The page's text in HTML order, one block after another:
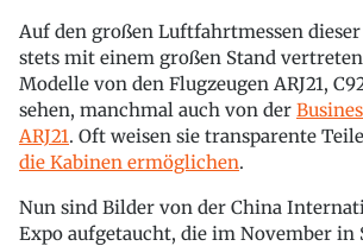
Auf den großen Luftfahrtmessen
stets mit einem großen Stand
Modelle von den Flugzeugen ARJ21,
sehen, manchmal auch von der
ARJ21. Oft weisen sie transparente
die Kabinen ermöglichen.
Nun sind Bilder von der China
Expo aufgetaucht, die im November in